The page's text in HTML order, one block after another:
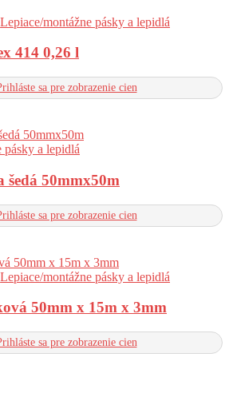
Lepiace/montážne pásky a lepidlá
414 0,26 l
sa pre zobrazenie cien
pásky a lepidlá
šedá 50mmx50m
sa pre zobrazenie cien
Lepiace/montážne pásky a lepidlá
50mm x 15m x 3mm
sa pre zobrazenie cien